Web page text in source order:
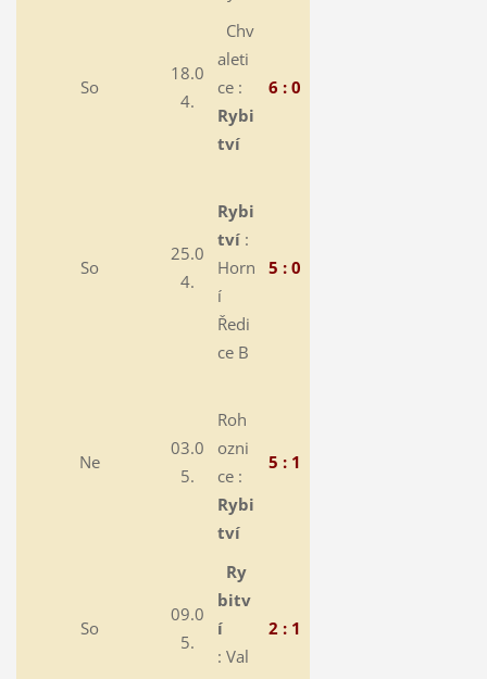
So
18.0
4.
Chv
aleti
ce :
Rybi
tví
6 : 0
So
25.0
4.
Rybi
tví :
Horn
í
Ředi
ce B
5 : 0
Ne
03.0
5.
Roh
ozni
ce :
Rybi
tví
5 : 1
So
09.0
5.
Ry
bitv
í
: Val
2 : 1